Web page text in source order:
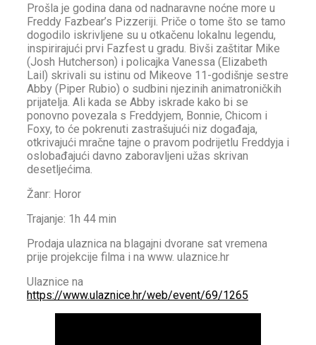
Prošla je godina dana od nadnaravne noćne more u
Freddy Fazbear’s Pizzeriji. Priče o tome što se tamo
dogodilo iskrivljene su u otkačenu lokalnu legendu,
inspirirajući prvi Fazfest u gradu. Bivši zaštitar Mike
(Josh Hutcherson) i policajka Vanessa (Elizabeth
Lail) skrivali su istinu od Mikeove 11-godišnje sestre
Abby (Piper Rubio) o sudbini njezinih animatroničkih
prijatelja. Ali kada se Abby iskrade kako bi se
ponovno povezala s Freddyjem, Bonnie, Chicom i
Foxy, to će pokrenuti zastrašujući niz događaja,
otkrivajući mračne tajne o pravom podrijetlu Freddyja i
oslobađajući davno zaboravljeni užas skrivan
desetljećima.
Žanr: Horor
Trajanje: 1h 44 min
Prodaja ulaznica na blagajni dvorane sat vremena
prije projekcije filma i na www. ulaznice.hr
Ulaznice na
https://www.ulaznice.hr/web/event/69/1265